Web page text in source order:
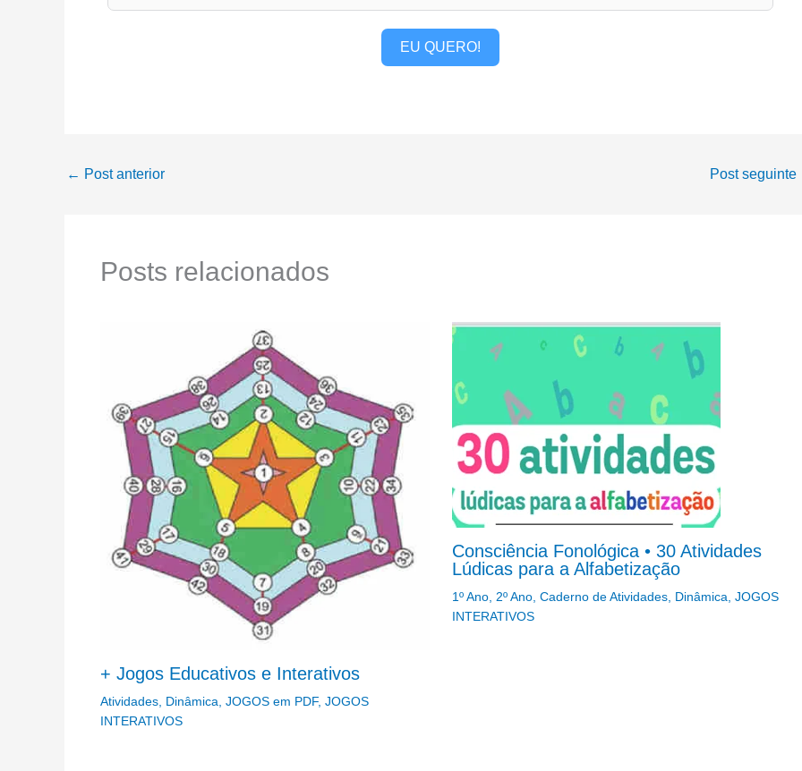
EU QUERO!
← Post anterior Post seguinte
Posts relacionados
+ Jogos Educativos e Interativos
Atividades, Dinâmica, JOGOS em PDF, JOGOS
INTERATIVOS
Consciência Fonológica • 30 Atividades
Lúdicas para a Alfabetização
1º Ano, 2º Ano, Caderno de Atividades, Dinâmica JOGOS
INTERATIVOS